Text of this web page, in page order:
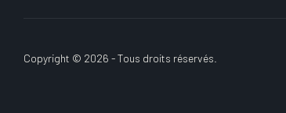
Copyright © 2026 - Tous droits réservés.